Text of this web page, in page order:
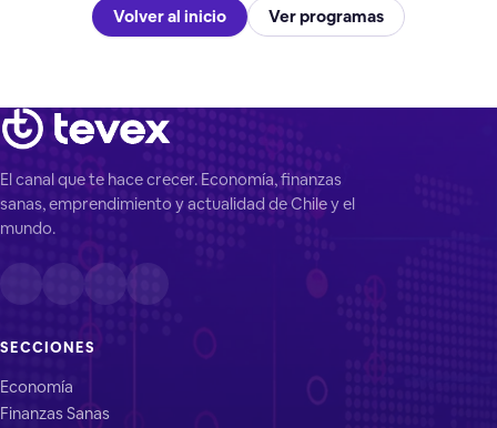
Volver al inicio Ver programas
El canal que te hace crecer. Economía, finanzas
sanas, emprendimiento y actualidad de Chile y el
mundo.
SECCIONES
Economía
Finanzas Sanas